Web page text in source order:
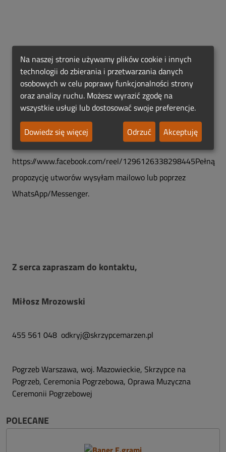
Serdecznie zapraszam do wysłuchania:
• koncertmistrz - https://www.youtube.com/watch?
v=mZ6O4iPlIl8&t=1640s
• kameralista -
https://www.facebook.com/reel/1296126338298445Pełną
propozycję utworów wysyłam mailowo lub poprzez
WhatsApp/Messenger.
Z serca zapraszam do kontaktu,
Miłosz Mrozowski
455 561 048 odkryj@skrzypcemarzen.pl
Pogrzeb Warszawa, woj. Mazowieckie, Skrzypce na
Pogrzeb, Ceremonia Pogrzebowa, Oprawa Muzyczna
Ceremonii Pogrzebowej
POLECANE
Na naszej stronie używamy plików cookie i innych
technologii do zbierania i przetwarzania danych
osobowych w celu poprawy funkcjonalności strony
oraz analizy ruchu. Możesz wyrazić zgodę na
wszystkie usługi lub dostosować swoje preferencje.
Dowiedz się więcej
Odrzuć Akceptuję